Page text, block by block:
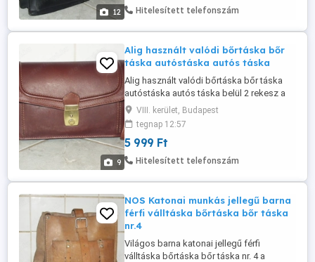
12
kívül elől 2 zseb, vállpántja nincs meg.
Hitelesített telefonszám
9
Alig használt valódi bőrtáska bőr
táska autóstáska autós táska
Alig használt valódi bőrtáska bőr táska
autóstáska autós táska belül 2 rekesz a
kettő között cipzáras zseb + 1 zseb hátul
1 cipzáras zseb, kb. 23 x 15 x 9 cm.
Zárkulcsa nincs meg. Olvasd végig
figyelmesen a leírást, nézd a méreteket és
a képeket is hogy feleslegesen ne rabold
VIII. kerület, Budapest
tegnap 12:57
5 999 Ft
Hitelesített telefonszám
NOS Katonai munkás jellegű barna
férfi válltáska bőrtáska bőr táska
nr.4
Világos barna katonai jellegű férfi
válltáska bőrtáska bőr táska nr. 4 a